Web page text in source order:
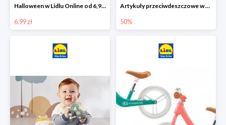
Halloween w Lidlu Online od 6,99 zł
6.99 zł
Artykuły przeciwdeszczowe w Lodilu Online do -50%
50%